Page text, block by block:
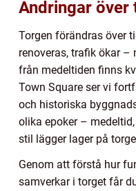
Ändringar över
Torgen förändras över
renoveras, trafik ökar –
från medeltiden finns
Town Square ser vi
och historiska
olika epoker –
stil lägger lager på
Genom att förstå hur
samverkar i torget får